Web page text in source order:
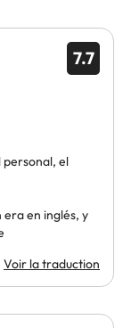
7.7
el
era en inglés, y
Voir la traduction